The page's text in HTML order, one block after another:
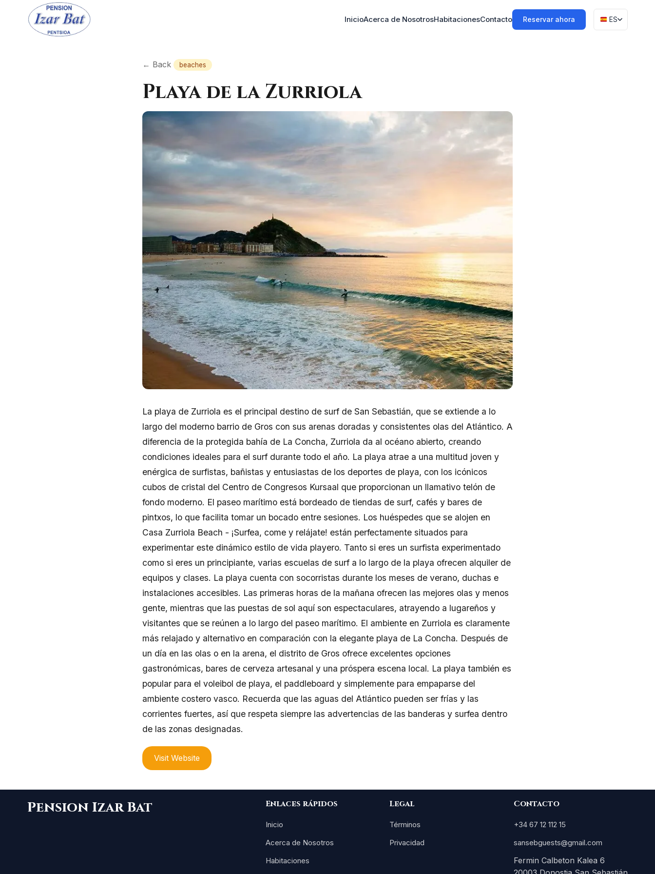
InicioAcerca de NosotrosHabitacionesContacto Reservar ahora ES
← Back beaches
Playa de la Zurriola
La playa de Zurriola es el principal destino de surf de San Sebastián, que se extiende a lo
largo del moderno barrio de Gros con sus arenas doradas y consistentes olas del Atlántico. A
diferencia de la protegida bahía de La Concha, Zurriola da al océano abierto, creando
condiciones ideales para el surf durante todo el año. La playa atrae a una multitud joven y
enérgica de surfistas, bañistas y entusiastas de los deportes de playa, con los icónicos
cubos de cristal del Centro de Congresos Kursaal que proporcionan un llamativo telón de
fondo moderno. El paseo marítimo está bordeado de tiendas de surf, cafés y bares de
pintxos, lo que facilita tomar un bocado entre sesiones. Los huéspedes que se alojen en
Casa Zurriola Beach - ¡Surfea, come y relájate! están perfectamente situados para
experimentar este dinámico estilo de vida playero. Tanto si eres un surfista experimentado
como si eres un principiante, varias escuelas de surf a lo largo de la playa ofrecen alquiler de
equipos y clases. La playa cuenta con socorristas durante los meses de verano, duchas e
instalaciones accesibles. Las primeras horas de la mañana ofrecen las mejores olas y menos
gente, mientras que las puestas de sol aquí son espectaculares, atrayendo a lugareños y
visitantes que se reúnen a lo largo del paseo marítimo. El ambiente en Zurriola es claramente
más relajado y alternativo en comparación con la elegante playa de La Concha. Después de
un día en las olas o en la arena, el distrito de Gros ofrece excelentes opciones
gastronómicas, bares de cerveza artesanal y una próspera escena local. La playa también es
popular para el voleibol de playa, el paddleboard y simplemente para empaparse del
ambiente costero vasco. Recuerda que las aguas del Atlántico pueden ser frías y las
corrientes fuertes, así que respeta siempre las advertencias de las banderas y surfea dentro
de las zonas designadas.
Visit Website
Pension Izar Bat Enlaces rápidos
Inicio
Acerca de Nosotros
Habitaciones
Legal
Términos
Privacidad
Contacto
+34 67 12 112 15
sansebguests@gmail.com
Fermin Calbeton Kalea 6